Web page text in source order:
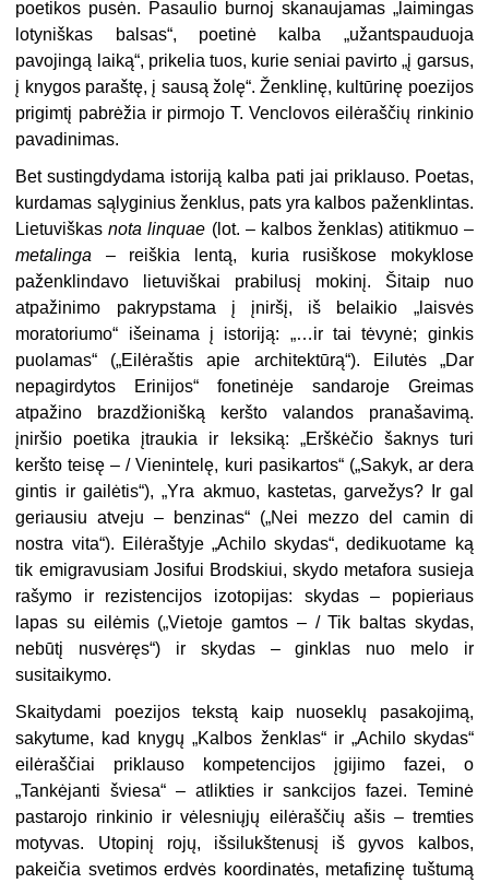
poetikos pusėn. Pasaulio burnoj skanaujamas „laimingas
lotyniškas balsas“, poetinė kalba „užantspauduoja
pavojingą laiką“, prikelia tuos, kurie seniai pavirto „į garsus,
į knygos paraštę, į sausą žolę“. Ženklinę, kultūrinę poezijos
prigimtį pabrėžia ir pirmojo T. Venclovos eilėraščių rinkinio
pavadinimas.
Bet sustingdydama istoriją kalba pati jai priklauso. Poetas,
kur­damas sąlyginius ženklus, pats yra kalbos paženklintas.
Lietuviškasnota linquae (lot. – kalbos ženklas) atitikmuo –
metalinga – reiškia lentą, kuria rusiškose mokyklose
paženklindavo lietuviškai prabilusį mokinį. Šitaip nuo
atpažinimo pakrypstama į įniršį, iš belaikio „laisvės
moratoriumo“ išeinama į istoriją: „…ir tai tėvynė; ginkis
puolamas“ („Eilėraštis apie architektūrą“). Eilutės „Dar
nepagirdytos Erinijos“ fone­tinėje sandaroje Greimas
atpažino brazdžionišką keršto valandos pranašavimą.
įniršio poetika įtraukia ir leksiką: „Erškėčio šaknys turi
keršto teisę – / Vienintelę, kuri pasikartos“ („Sakyk, ar dera
gintis ir gailėtis“), „Yra akmuo, kastetas, garvežys? Ir gal
geriausiu atveju – ben­zinas“ („Nei mezzo del camin di
nostra vita“). Eilėraštyje „Achilo skydas“, dedikuotame ką
tik emigravusiam Josifui Brodskiui, skydo metafora susieja
rašymo ir rezistencijos izotopijas: skydas – popieriaus
lapas su eilėmis („Vietoje gamtos – / Tik baltas skydas,
nebūtį nusvėręs“) ir skydas – ginklas nuo melo ir
susitaikymo.
Skaitydami poezijos tekstą kaip nuoseklų pasakojimą,
sakytume, kad knygų „Kalbos ženklas“ ir „Achilo skydas“
eilėraščiai priklauso kompetencijos įgijimo fazei, o
„Tankėjanti šviesa“ – atlikties ir sankci­jos fazei. Teminė
pastarojo rinkinio ir vėlesniųjų eilėraščių ašis – tremties
motyvas. Utopinį rojų, išsilukštenusį iš gyvos kalbos,
pakeičia svetimos erdvės koordinatės, metafizinę tuštumą